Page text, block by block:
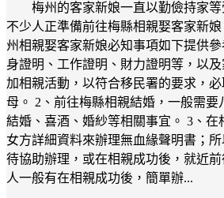
梅州的客家新娘一直以勤儉持家
不少人正準備前往梅縣相親娶客家新
州相親娶客家新娘必知事項如下提供
身證明、工作證明、財力證明等，以
加相親活動，以符合移民署的要求，
母。 2、前往梅縣相親結婚，一般需
結婚、喜酒、婚紗等相關事宜。 3、在
女方詳細資料來辦理無血緣聲明書；
待協助辦理，或在相親成功後，就近
人一般有在相親成功後，簡單辦...